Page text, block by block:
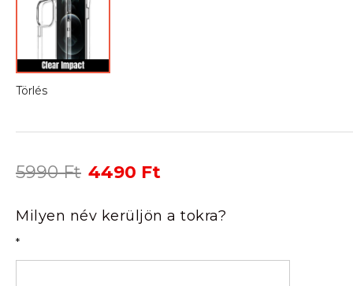
Törlés
5990Ft Original
was:
5990 Ft.
4490 Ft
4490 Ft.
Milyen név kerüljön a tokra?
*